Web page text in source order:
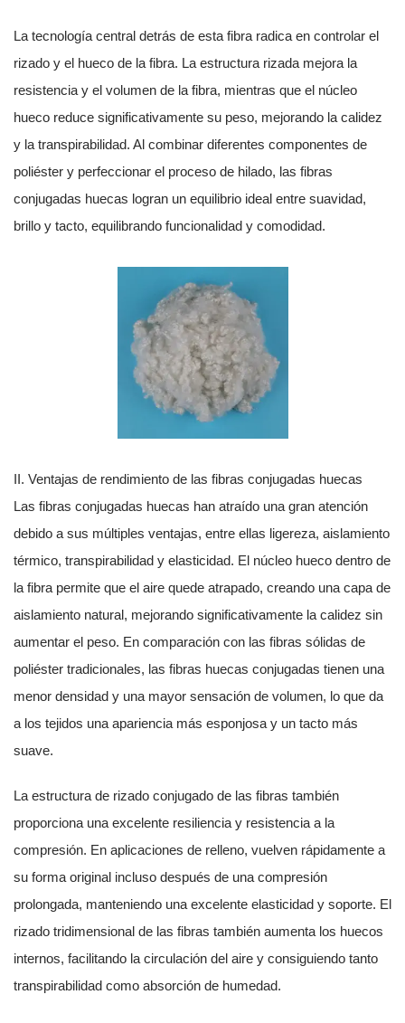
La tecnología central detrás de esta fibra radica en controlar el
rizado y el hueco de la fibra. La estructura rizada mejora la
resistencia y el volumen de la fibra, mientras que el núcleo
hueco reduce significativamente su peso, mejorando la calidez
y la transpirabilidad. Al combinar diferentes componentes de
poliéster y perfeccionar el proceso de hilado, las fibras
conjugadas huecas logran un equilibrio ideal entre suavidad,
brillo y tacto, equilibrando funcionalidad y comodidad.
II. Ventajas de rendimiento de las fibras conjugadas huecas
Las fibras conjugadas huecas han atraído una gran atención
debido a sus múltiples ventajas, entre ellas ligereza, aislamiento
térmico, transpirabilidad y elasticidad. El núcleo hueco dentro de
la fibra permite que el aire quede atrapado, creando una capa de
aislamiento natural, mejorando significativamente la calidez sin
aumentar el peso. En comparación con las fibras sólidas de
poliéster tradicionales, las fibras huecas conjugadas tienen una
menor densidad y una mayor sensación de volumen, lo que da
a los tejidos una apariencia más esponjosa y un tacto más
suave.
La estructura de rizado conjugado de las fibras también
proporciona una excelente resiliencia y resistencia a la
compresión. En aplicaciones de relleno, vuelven rápidamente a
su forma original incluso después de una compresión
prolongada, manteniendo una excelente elasticidad y soporte. El
rizado tridimensional de las fibras también aumenta los huecos
internos, facilitando la circulación del aire y consiguiendo tanto
transpirabilidad como absorción de humedad.